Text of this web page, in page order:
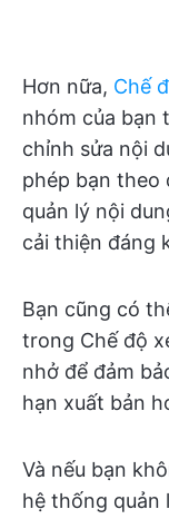
Hơn nữa, Chế
nhóm của bạn
chỉnh sửa nội
phép bạn theo
quản lý nội
cải thiện đáng
Bạn cũng có
trong Chế độ
nhở để đảm
hạn xuất bản
Và nếu bạn
hệ thống quản